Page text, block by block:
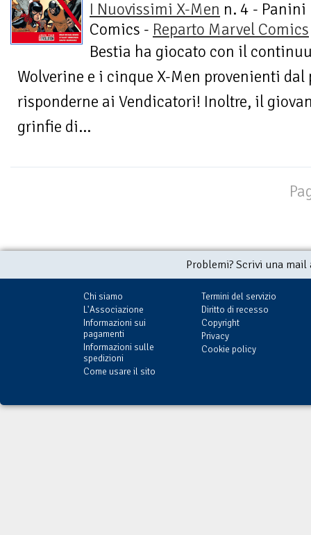
I Nuovissimi X-Men n. 4 - Panini
Comics - Reparto Marvel Comics
Bestia ha giocato con il
Wolverine e i cinque X-Men provenienti dal
risponderne ai Vendicatori! Inoltre, il
grinfie di...
Problemi? Scrivi una
Chi siamo
L'Associazione
Informazioni sui
pagamenti
Informazioni sulle
spedizioni
Come usare il sito
Termini del servizio
Diritto di recesso
Copyright
Privacy
Cookie policy